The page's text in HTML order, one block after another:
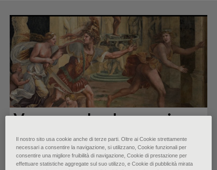
Venus: esplendor, gracia y
armonía
di Anna Martinelli ∙ noviembre 2021
Il nostro sito usa cookie anche di terze parti. Oltre ai Cookie strettamente
necessari a consentire la navigazione, si utilizzano, Cookie funzionali per
consentire una migliore fruibilità di navigazione, Cookie di prestazione per
effettuare statistiche aggregate sul suo utilizzo, e Cookie di pubblicità mirata